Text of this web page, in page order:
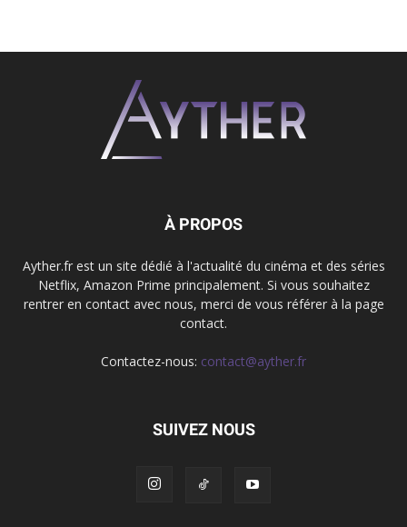
À PROPOS
Ayther.fr est un site dédié à l'actualité du cinéma et des séries
Netflix, Amazon Prime principalement. Si vous souhaitez
rentrer en contact avec nous, merci de vous référer à la page
contact.
Contactez-nous: contact@ayther.fr
SUIVEZ NOUS